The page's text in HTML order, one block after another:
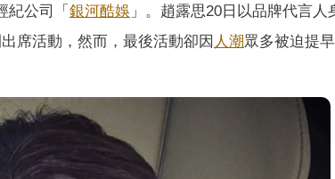
紀公司「 銀河酷娛 」。趙露思20日以品牌代言人
席活動，然而，最後活動卻因 人潮眾多被迫提